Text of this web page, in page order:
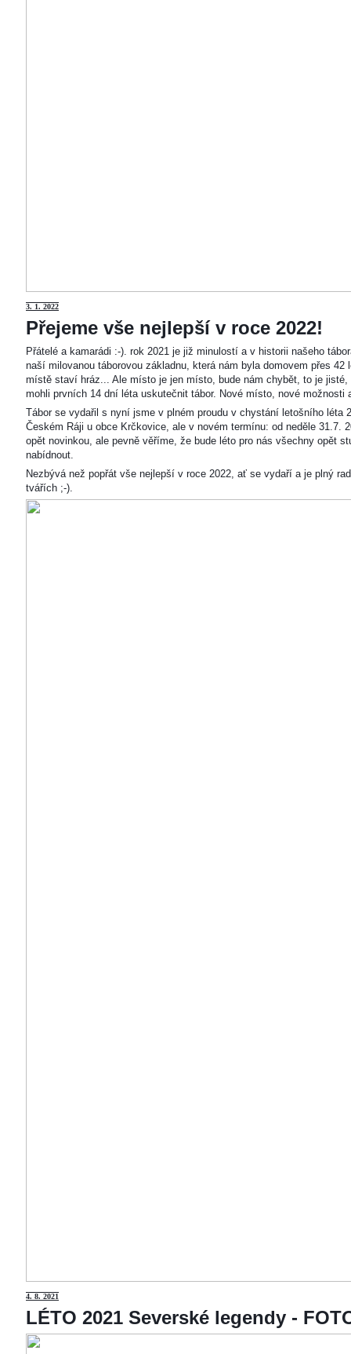
3. 1. 2022
Přejeme vše nejlepší v roce 2022!
Přátelé a kamarádi :-). rok 2021 je již minulostí a v historii našeho
naší milovanou táborovou základnu, která nám byla domovem přes
místě staví hráz... Ale místo je jen místo, bude nám chybět, to je
mohli prvních 14 dní léta uskutečnit tábor. Nové místo, nové
Tábor se vydařil s nyní jsme v plném proudu v chystání letošního léta
Českém Ráji u obce Krčkovice, ale v novém termínu: od neděle 31.7.
opět novinkou, ale pevně věříme, že bude léto pro nás všechny opět
nabídnout.
Nezbývá než popřát vše nejlepší v roce 2022, ať se vydaří a je plný
tvářích ;-).
4. 8. 2021
LÉTO 2021 Severské legendy -